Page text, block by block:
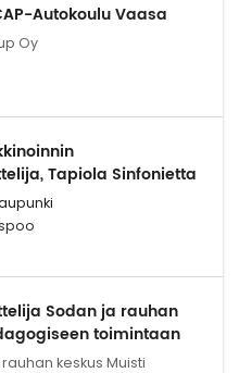
Autokoulu Vaasa
Oy
Tapiola Sinfonietta
Sodan ja rauhan
toimintaan
keskus Muisti